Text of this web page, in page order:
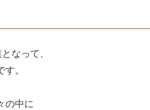
なって、
。
の中に